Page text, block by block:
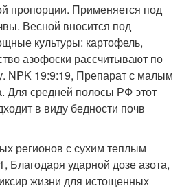
пропорции. Применяется под
Весной вносится под
культуры: картофель,
азофоски рассчитывают по
NPK 19:9:19, Препарат с малым
средней полосы РФ этот
в виду бедности почв
регионов с сухим теплым
Благодаря ударной дозе азота,
жизни для истощенных